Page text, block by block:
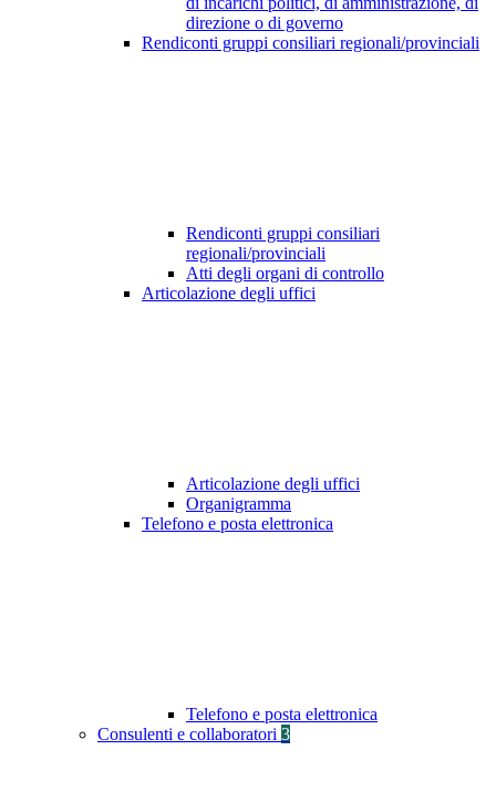
direzione o di governo
Rendiconti gruppi consiliari regionali/provinciali
Rendiconti gruppi consiliari
regionali/provinciali
Atti degli organi di controllo
Articolazione degli uffici
Articolazione degli uffici
Organigramma
Telefono e posta elettronica
Telefono e posta elettronica
Consulenti e collaboratori 3